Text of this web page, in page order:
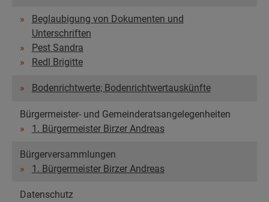
Beglaubigung von Dokumenten und
Unterschriften
Pest Sandra
Redl Brigitte
Bodenrichtwerte; Bodenrichtwertauskünfte
Bürgermeister- und Gemeinderatsangelegenheiten
1. Bürgermeister Birzer Andreas
Bürgerversammlungen
1. Bürgermeister Birzer Andreas
Datenschutz